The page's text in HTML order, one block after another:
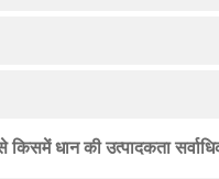
किसमें धान की उत्पादकता